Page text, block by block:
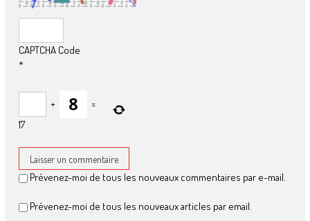
CAPTCHA Code
*
+
=
17
Prévenez-moi de tous les nouveaux commentaires par e-mail.
Prévenez-moi de tous les nouveaux articles par email.